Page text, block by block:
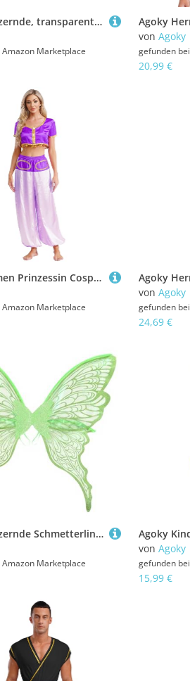
Agoky Glitzernde, transparente Feenelfenflügel, funkelnde Engelsflügel für Maskenball, Kostümparty, Cosplay-Requisiten Lila Einheitsgröße
Amazon Marketplace
von Agoky
gefunden bei
20,99 €
Agoky Damen Prinzessin Cosplay Kostüm aus Kurzarm Crop Top und High Waist Weite Hose Bloomers Arabische Bauchtanzerin Tanzbekleidung Violett XL
Amazon Marketplace
von Agoky
gefunden bei
24,69 €
Agoky Glitzernde Schmetterlingsflügel und Blumenkrone, Elfenohren, Feenstab, Halloween-Cosplay-Kostüm-Accessoires Grün Einheitsgröße
Amazon Marketplace
von Agoky
gefunden bei
15,99 €